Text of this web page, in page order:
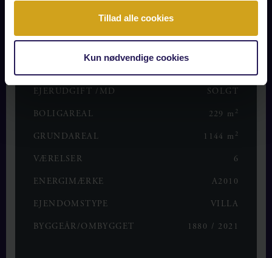
Tillad alle cookies
Kun nødvendige cookies
EJERUDGIFT /MD SOLGT
BOLIGAREAL 229 m 2
GRUNDAREAL 1144 m 2
VÆRELSER 6
ENERGIMÆRKE A2010
EJENDOMSTYPE VILLA
BYGGEÅR/OMBYGGET 1880 / 2021